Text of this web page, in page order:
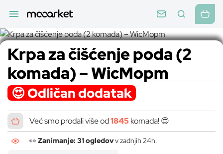
👀Zanimanje: 31 ogledovv zadnjih 24h.
Krpa za čišćenje poda (2
komada) – WicMopm
😍 Odličan dodatak
Već smo prodali više od1845komada! 😍